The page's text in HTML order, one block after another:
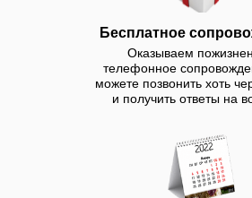
Бесплатное
Оказываем
телефонное
можете позвонить хоть
и получить ответы на